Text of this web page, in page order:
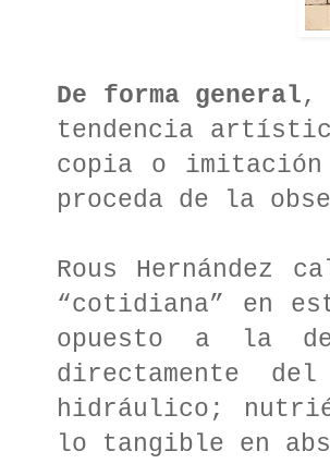
De forma general,
tendencia
copia o
proceda de la
Rous Hernández
“cotidiana” en
opuesto a la
directamente
hidráulico;
lo tangible en